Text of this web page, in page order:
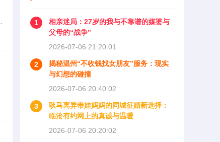
1
相亲迷局：27岁的我与不靠谱的媒婆与
父母的“战争”
2026-07-06 21:20:01
2
揭秘温州“不收钱找女朋友”服务：现实
与幻想的碰撞
2026-07-06 20:40:02
3
耿马离异带娃妈妈的同城征婚新选择：
临沧有约网上的真诚与温暖
2026-07-06 20:20:02